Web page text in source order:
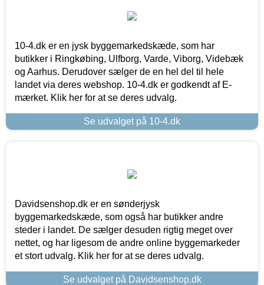
10-4.dk er en jysk byggemarkedskæde, som har
butikker i Ringkøbing, Ulfborg, Varde, Viborg, Videbæk
og Aarhus. Derudover sælger de en hel del til hele
landet via deres webshop. 10-4.dk er godkendt af E-
mærket. Klik her for at se deres udvalg.
Se udvalget på 10-4.dk
Davidsenshop.dk er en sønderjysk
byggemarkedskæde, som også har butikker andre
steder i landet. De sælger desuden rigtig meget over
nettet, og har ligesom de andre online byggemarkeder
et stort udvalg. Klik her for at se deres udvalg.
Se udvalget på Davidsenshop.dk